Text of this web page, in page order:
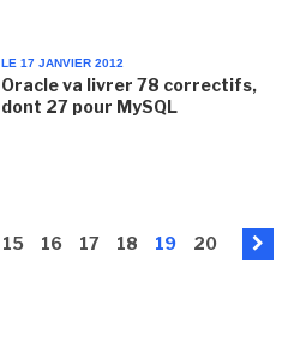
LE 17 JANVIER 2012
Oracle va livrer 78 correctifs,
dont 27 pour MySQL
15 16 17 18 19 20